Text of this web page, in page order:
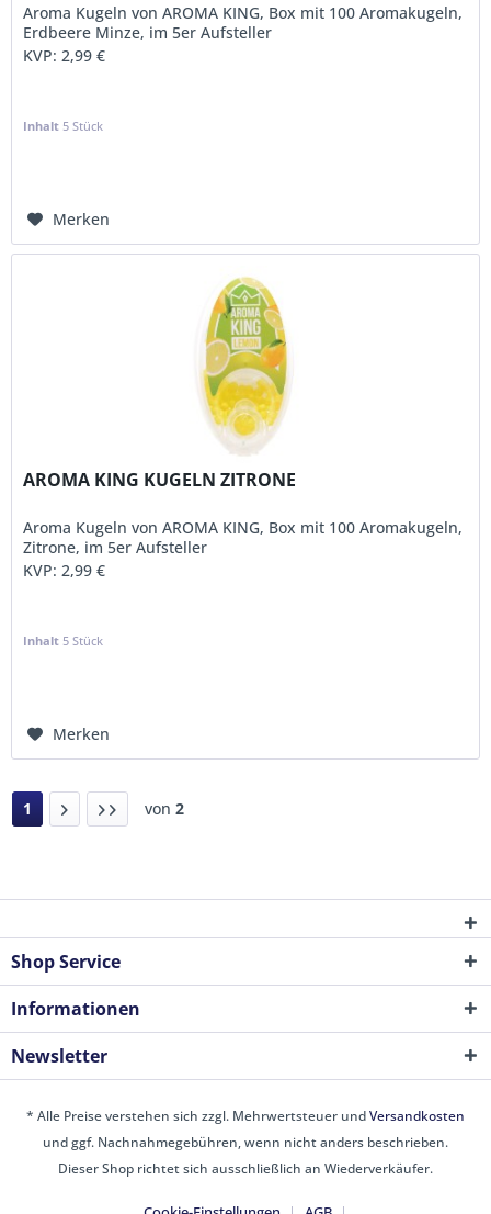
Aroma Kugeln von AROMA KING, Box mit 100 Aromakugeln,
Erdbeere Minze, im 5er Aufsteller
KVP: 2,99 €
Inhalt 5 Stück
Merken
AROMA KING KUGELN ZITRONE
Aroma Kugeln von AROMA KING, Box mit 100 Aromakugeln,
Zitrone, im 5er Aufsteller
KVP: 2,99 €
Inhalt 5 Stück
Merken
1 von 2
Shop Service
Informationen
Newsletter
* Alle Preise verstehen sich zzgl. Mehrwertsteuer undVersandkosten
und ggf. Nachnahmegebühren, wenn nicht anders beschrieben.
Dieser Shop richtet sich ausschließlich an Wiederverkäufer.